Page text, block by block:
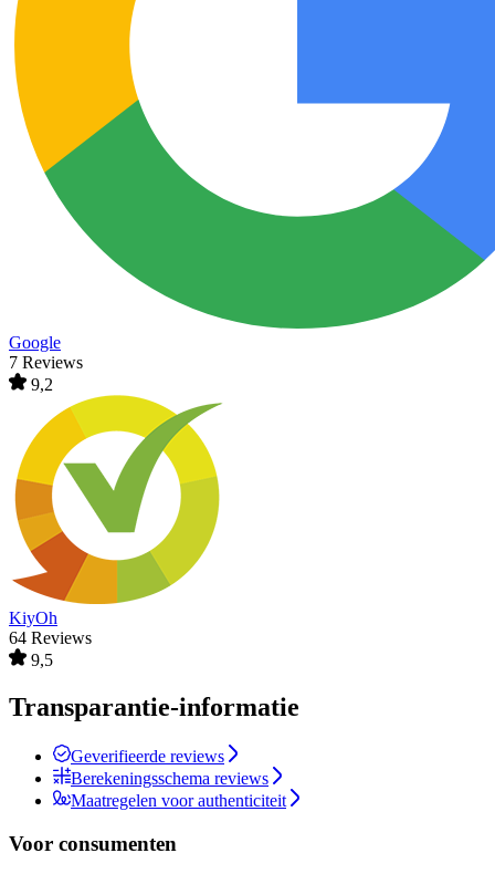
Google
7 Reviews
9,2
KiyOh
64 Reviews
9,5
Transparantie-informatie
Geverifieerde reviews
Berekeningsschema reviews
Maatregelen voor authenticiteit
Voor consumenten